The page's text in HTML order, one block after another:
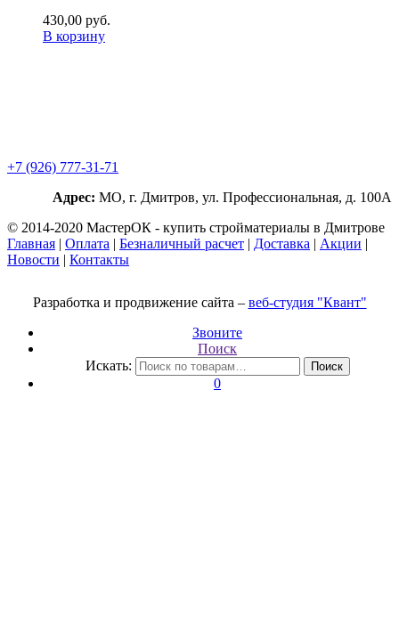
430,00 руб.
В корзину
+7 (926) 777-31-71
Адрес: МО, г. Дмитров, ул. Профессиональная, д. 100А
© 2014-2020 МастерОК - купить стройматериалы в Дмитрове
Главная | Оплата | Безналичный расчет | Доставка | Акции |
Новости | Контакты
Разработка и продвижение сайта – веб-студия "Квант"
Звоните
Поиск
Искать:
Поиск
0